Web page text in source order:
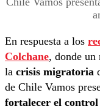
En respuesta a los
Colchane, donde
la crisis migratoria
de Chile Vamos
fortalecer el